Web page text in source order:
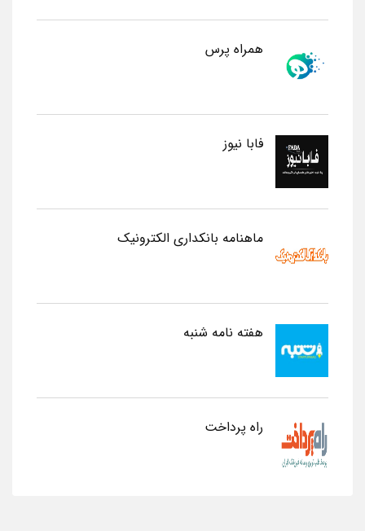
همراه پرس
فابا نیوز
ماهنامه بانکداری الکترونیک
هفته نامه شنبه
راه پرداخت